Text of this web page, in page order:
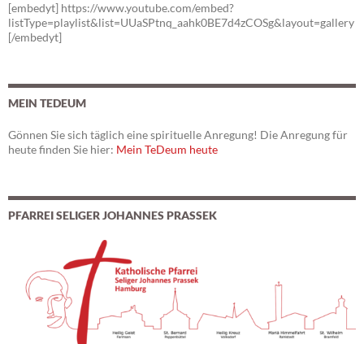
[embedyt] https://www.youtube.com/embed?
listType=playlist&list=UUaSPtnq_aahk0BE7d4zCOSg&layout=gallery
[/embedyt]
MEIN TEDEUM
Gönnen Sie sich täglich eine spirituelle Anregung! Die Anregung für
heute finden Sie hier: Mein TeDeum heute
PFARREI SELIGER JOHANNES PRASSEK